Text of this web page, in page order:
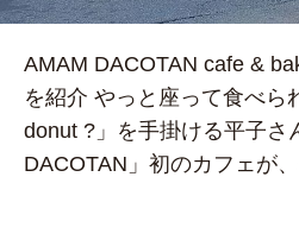
AMAM DACOTAN cafe &
を紹介 やっと座って食べら
donut ?」を手掛ける平子さ
DACOTAN」初のカフェが